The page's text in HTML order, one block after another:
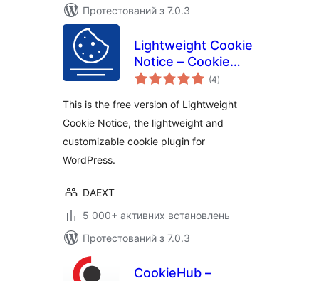
Протестований з 7.0.3
Lightweight Cookie
Notice – Cookie
Banner for Cookie
(4загальний
рейтинг
)
This is the free version of Lightweight
Cookie Notice, the lightweight and
customizable cookie plugin for
WordPress.
DAEXT
5 000+ активних встановлень
Протестований з 7.0.3
CookieHub –